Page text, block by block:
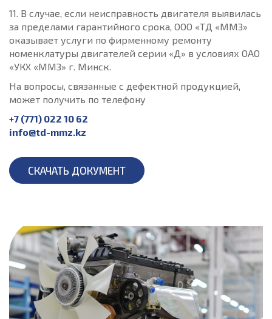
11. В случае, если неисправность двигателя выявилась
за пределами гарантийного срока, ООО «ТД «ММЗ»
оказывает услуги по фирменному ремонту
номенклатуры двигателей серии «Д» в условиях ОАО
«УКХ «ММЗ» г. Минск.
На вопросы, связанные с дефектной продукцией,
может получить по телефону
+7 (771) 022 10 62
info@td-mmz.kz
СКАЧАТЬ ДОКУМЕНТ